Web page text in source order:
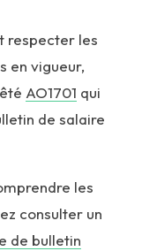
respecter les
en vigueur,
AO1701 qui
de salaire
les
consulter un
de bulletin